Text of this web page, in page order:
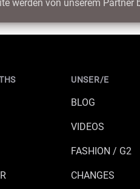
werden von unserem Partner
UNSER/E
BLOG
VIDEOS
FASHION / G2
CHANGES